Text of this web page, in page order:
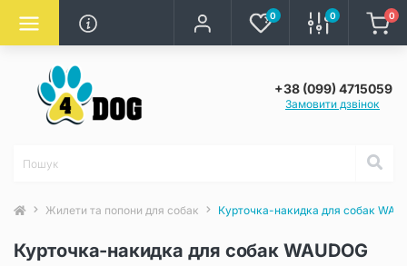
0 0 0
+38 (099) 4715059
Замовити дзвінок
Жилети та попони для собак Курточка-накидка для собак
Курточка-накидка для собак WAUDOG